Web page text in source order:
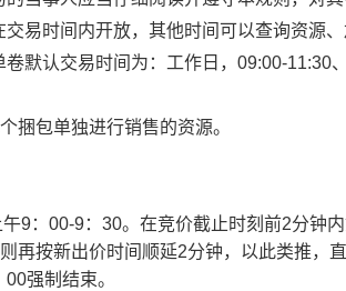
交易时间内开放，其他时间可以查询资源
卷默认交易时间为：工作日，09:00-11:30
捆包单独进行销售的资源。
9：00-9：30。在竞价截止时刻前2分钟
再按新出价时间顺延2分钟，以此类推，
强制结束。